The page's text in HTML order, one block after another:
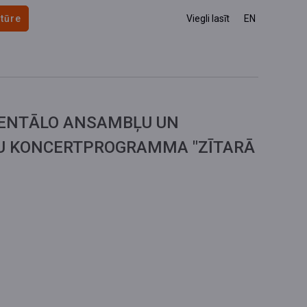
Viegli lasīt EN
ANSAMBĻU UN
KONCERTPROGRAMMA "ZĪTARĀ